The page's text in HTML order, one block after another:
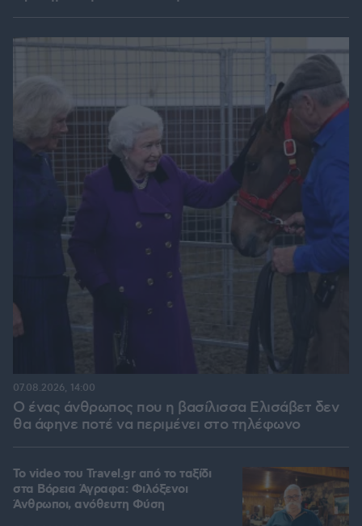
Ο ένας άνθρωπος που η βασίλισσα Ελισάβετ δεν
θα άφηνε ποτέ να περιμένει στο τηλέφωνο
07.08.2026, 14:00
To video του Travel.gr από το ταξίδι
στα Βόρεια Άγραφα: Φιλόξενοι
Άνθρωποι, ανόθευτη Φύση